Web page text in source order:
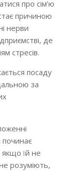
про сім’ю
причиною
нерви
де
стресів.
посаду
за
починає
їй не
розуміють,